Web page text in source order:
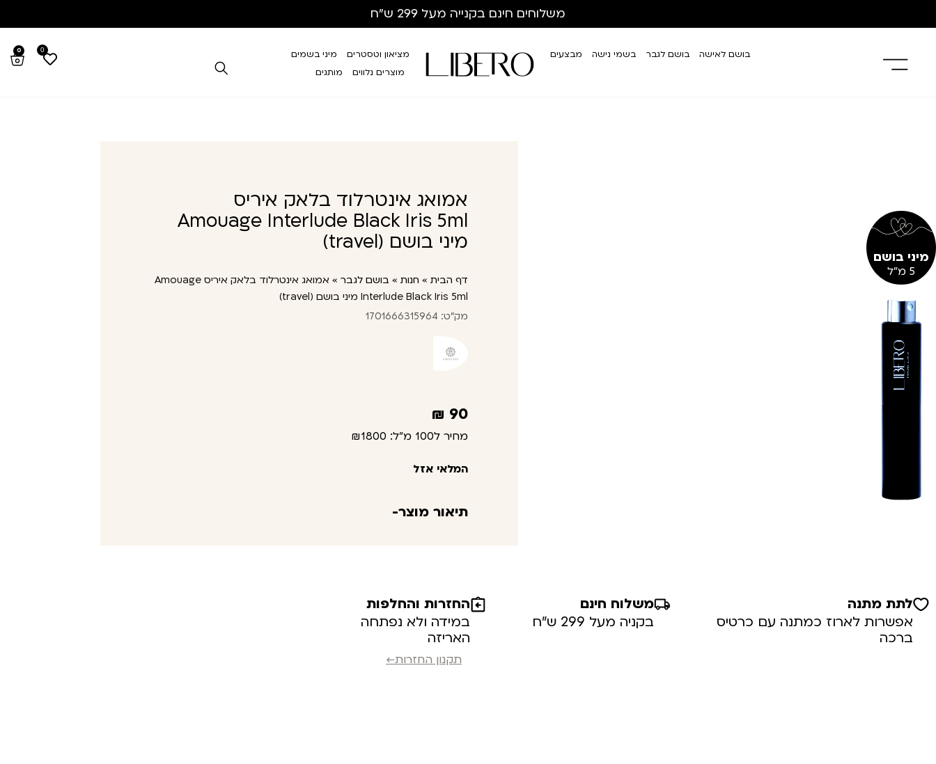
משלוחים חינם בקנייה מעל 299 ש”ח
בושם לאישה בושם לגבר בשמי נישה מבצעים מציאון וטסטרים
מיני בשמים
מוצרים נלווים
מותגים
0
0
מיני בושם
5 מ"ל
אמואג אינטרלוד בלאק איריס
Amouage Interlude Black Iris 5ml
מיני בושם (travel)
דף הבית » חנות » בושם לגבר »
אמואג אינטרלוד בלאק איריס Amouage
Interlude Black Iris 5ml מיני בושם (travel)
מק"ט: 1701666315964
90
₪
מחיר ל100 מ"ל: ₪1800
המלאי אזל
תיאור מוצר-
לתת מתנה
אפשרות לארוז כמתנה עם כרטיס
ברכה
משלוח חינם
בקניה מעל 299 ש”ח
החזרות והחלפות
במידה ולא נפתחה
האריזה
תקנון החזרות←